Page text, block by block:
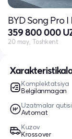
Komplektatsiya
Belgilanmagan
Uzatmalar qutisi
Avtomat
Kuzov
Krossover
BYD Song Pro
359 800 000
20 may, Toshkent